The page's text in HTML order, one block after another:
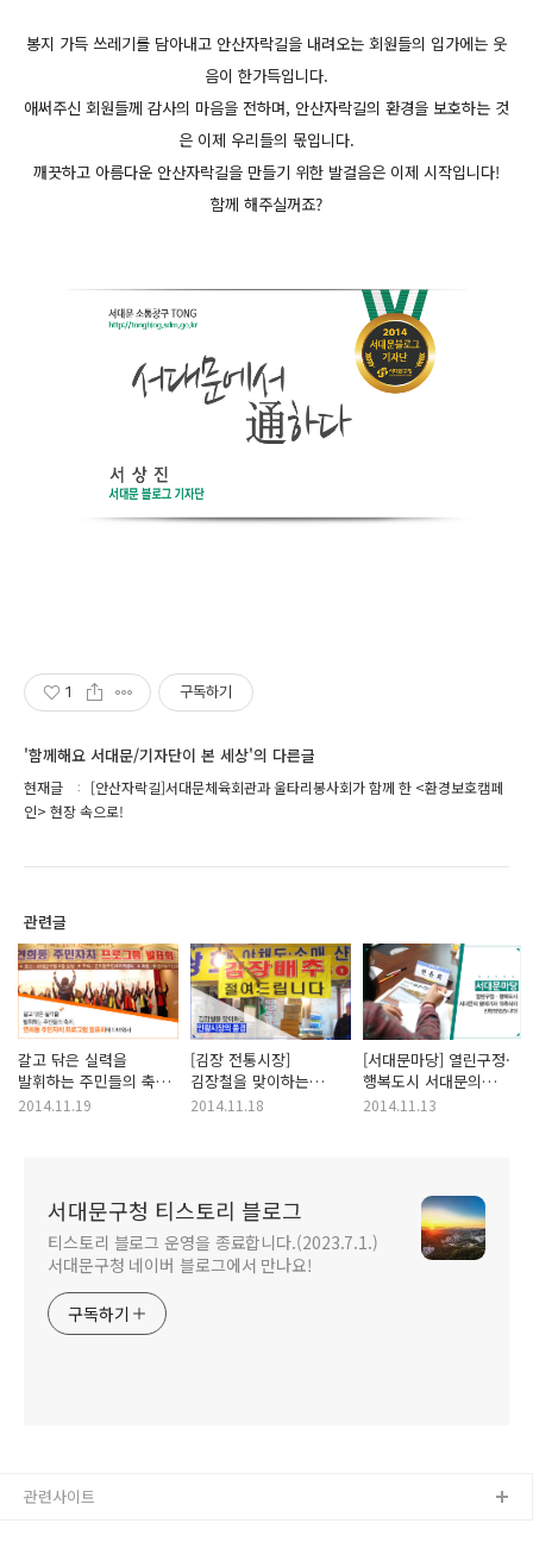
봉지 가득 쓰레기를 담아내고 안산자락길을 내려오는 회원들의 입가에는 웃
음이 한가득입니다.
애써주신 회원들께 감사의 마음을 전하며, 안산자락길의 환경을 보호하는 것
은 이제 우리들의 몫입니다.
깨끗하고 아름다운 안산자락길을 만들기 위한 발걸음은 이제 시작입니다!
함께 해주실꺼죠?
1 구독하기
'함께해요 서대문/기자단이 본 세상'의 다른글
현재글
[안산자락길]서대문체육회관과 울타리봉사회가 함께 한 <환경보호캠페
인> 현장 속으로!
관련글
갈고 닦은 실력을
발휘하는 주민들의 축제,
연희동 주민자치
2014.11.19
[김장 전통시장]
김장철을 맞이하는
인왕시장의 풍경
2014.11.18
[서대문마당] 열린구정·
행복도시 서대문의
명예기자 위촉식이
2014.11.13
서대문구청 티스토리 블로그
티스토리 블로그 운영을 종료합니다.(2023.7.1.)
서대문구청 네이버 블로그에서 만나요!
구독하기
관련사이트